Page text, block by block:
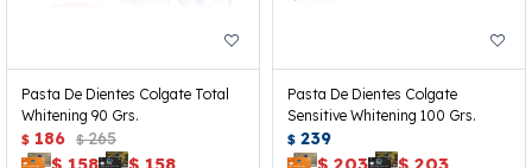
Pasta De Dientes Colgate Total
Whitening 90 Grs.
$ 186 $ 265
Pasta De Dientes Colgate
Sensitive Whitening 100 Grs.
$ 239